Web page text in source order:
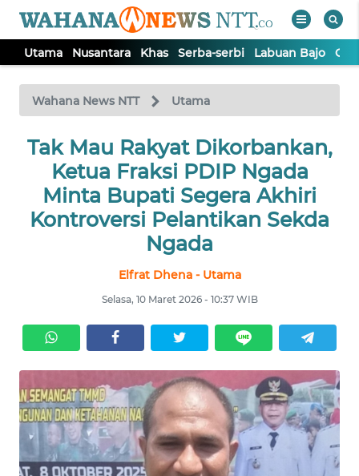
Utama Nusantara Khas Serba-serbi Labuan Bajo
Wahana News NTT Utama
Tak Mau Rakyat Dikorbankan,
Ketua Fraksi PDIP Ngada
Minta Bupati Segera Akhiri
Kontroversi Pelantikan Sekda
Ngada
Elfrat Dhena - Utama
Selasa, 10 Maret 2026 - 10:37 WIB
TV
Tutup
UTAMA
NUSANTARA
LABUAN
OPINI
Informasi